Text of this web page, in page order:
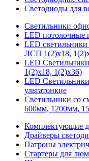
Светодиоды для
Светильники
LED потолочные
LED
ЛСП 1(2)х18,
LED
1(2)х18, 1(2)х36)
LED
ультатонкие
Светильники со
600мм, 1200мм,
Комплектующие
Драйверы
Патроны
Стартеры для